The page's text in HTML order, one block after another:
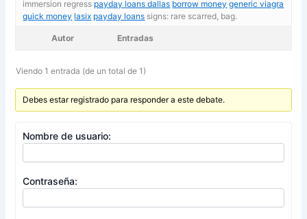
immersion regress payday loans dallas borrow money generic viagra
quick money lasix payday loans signs: rare scarred, bag.
Autor Entradas
Viendo 1 entrada (de un total de 1)
Debes estar registrado para responder a este debate.
Nombre de usuario:
Contraseña: